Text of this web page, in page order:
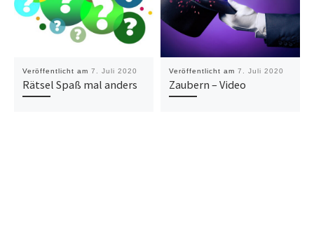
Veröffentlicht am 7. Juli 2020
Rätsel Spaß mal anders
Veröffentlicht am 7. Juli 2020
Zaubern – Video